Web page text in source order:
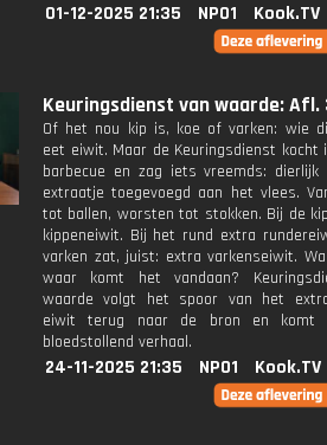
01-12-2025 21:35 NPO1 Kook.TV
Keuringsdienst van waarde: Afl.
Of het nou kip is, koe of varken: wie
eet eiwit. Maar de Keuringsdienst kocht
barbecue en zag iets vreemds:
extraatje toegevoegd aan het vlees.
tot ballen, worsten tot stokken. Bij de
kippeneiwit. Bij het rund extra
varken zat, juist: extra varkenseiwit.
waar komt het vandaan?
waarde volgt het spoor van het
eiwit terug naar de bron en komt
bloedstollend verhaal.
24-11-2025 21:35 NPO1 Kook.TV